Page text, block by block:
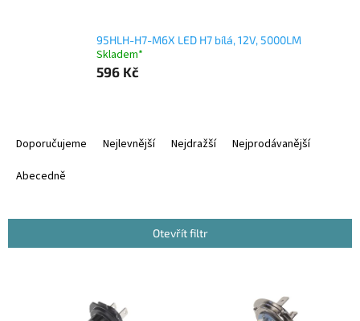
95HLH-H7-M6X LED H7 bílá, 12V, 5000LM
Skladem*
596 Kč
r
Doporučujeme Nejlevnější Nejdražší
Nejprodávanější
Abecedně
Otevřít filtr